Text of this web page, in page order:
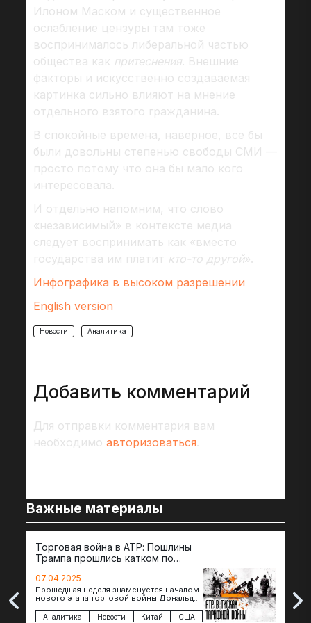
Илоном Маском и существенное
ослабление цензуры там тоже
воспринималось либеральной частью
общества как притеснения. Внешние
факторы и искусственно создаваемая
картинка сильно влияют на мнение
отдельного взятого гражданина.
В спокойные времена, наверное, все бы
были довольны степенью свободы СМИ —
просто потому что она бы мало кого
интересовала.
И отдельно напомним, что слово
«независимый» в контексте медиа
следует воспринимать как «вместо
государства им платит кто-то другой».
Инфографика в высоком разрешении
English version
Новости Аналитика
Добавить комментарий
Для отправки комментария вам
необходимо авторизоваться.
Важные материалы
Торговая война в АТР: Пошлины
Трампа прошлись катком по
07.04.2025
Прошедшая неделя знаменуется началом
нового этапа торговой войны Дональда
импорта из более 100 стран…
Аналитика Новости Китай США
The